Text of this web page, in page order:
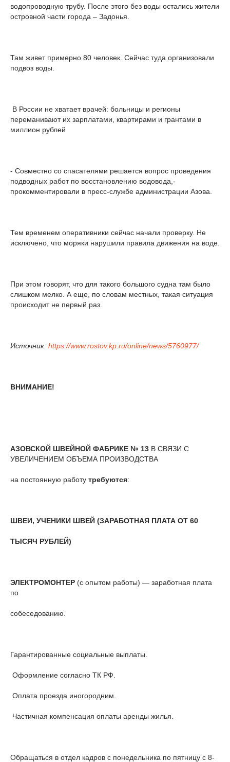
водопроводную трубу. После этого без воды остались жители
островной части города – Задонья.
Там живет примерно 80 человек. Сейчас туда организовали
подвоз воды.
В России не хватает врачей: больницы и регионы
переманивают их зарплатами, квартирами и грантами в
миллион рублей
- Совместно со спасателями решается вопрос проведения
подводных работ по восстановлению водовода,-
прокомментировали в пресс-службе администрации Азова.
Тем временем оперативники сейчас начали проверку. Не
исключено, что моряки нарушили правила движения на воде.
При этом говорят, что для такого большого судна там было
слишком мелко. А еще, по словам местных, такая ситуация
происходит не первый раз.
Источник: https://www.rostov.kp.ru/online/news/5760977/
ВНИМАНИЕ!
АЗОВСКОЙ ШВЕЙНОЙ ФАБРИКЕ № 13 В СВЯЗИ С
УВЕЛИЧЕНИЕМ ОБЪЕМА ПРОИЗВОДСТВА
на постоянную работу требуются:
ШВЕИ, УЧЕНИКИ ШВЕЙ (ЗАРАБОТНАЯ ПЛАТА ОТ 60
ТЫСЯЧ РУБЛЕЙ)
ЭЛЕКТРОМОНТЕР (с опытом работы) — заработная плата
по
собеседованию.
Гарантированные социальные выплаты.
Оформление согласно ТК РФ.
Оплата проезда иногородним.
Частичная компенсация оплаты аренды жилья.
Обращаться в отдел кадров с понедельника по пятницу с 8-